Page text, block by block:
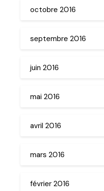
octobre 2016
septembre 2016
juin 2016
mai 2016
avril 2016
mars 2016
février 2016